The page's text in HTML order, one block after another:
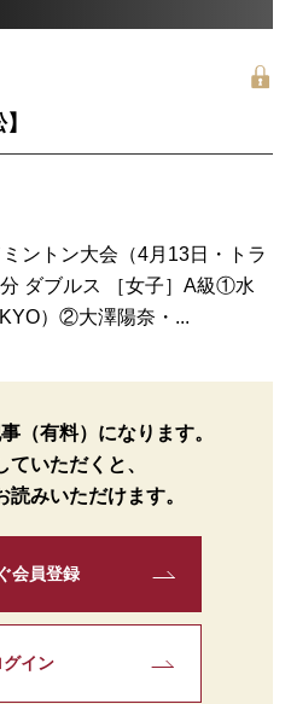
ントン大会（4月13日・トラ
ダブルス ［女子］A級①水
）②大澤陽奈・...
（有料）になります。
ていただくと、
みいただけます。
会員登録
グイン